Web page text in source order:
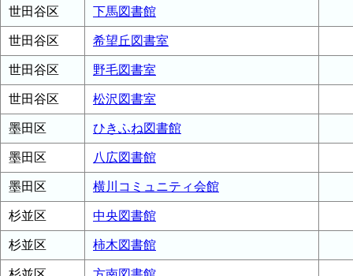
世田谷区 下馬図書館
世田谷区 希望丘図書室
世田谷区 野毛図書室
世田谷区 松沢図書室
墨田区 ひきふね図書館
墨田区 八広図書館
墨田区 横川コミュニティ会館
杉並区 中央図書館
杉並区 柿木図書館